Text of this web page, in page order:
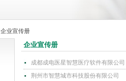
企业宣传册
企业宣传册
成都成电医星智慧医疗软件有限公司
荆州市智慧城市科技股份有限公司